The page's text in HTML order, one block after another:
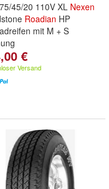
45/20 110V XL Nexen
Roadian HP
mit M + S
€
Versand